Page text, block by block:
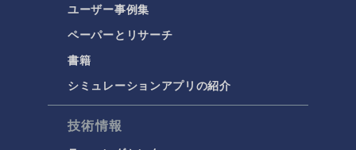
ユーザー事例集
ペーパーとリサーチ
書籍
シミュレーションアプリの紹介
技術情報